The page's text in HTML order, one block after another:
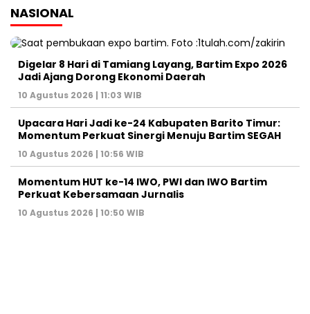
NASIONAL
Digelar 8 Hari di Tamiang Layang, Bartim Expo 2026
Jadi Ajang Dorong Ekonomi Daerah
10 Agustus 2026 | 11:03 WIB
Upacara Hari Jadi ke-24 Kabupaten Barito Timur:
Momentum Perkuat Sinergi Menuju Bartim SEGAH
10 Agustus 2026 | 10:56 WIB
Momentum HUT ke-14 IWO, PWI dan IWO Bartim
Perkuat Kebersamaan Jurnalis
10 Agustus 2026 | 10:50 WIB